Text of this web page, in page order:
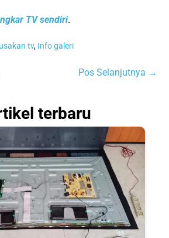
TV sendiri.
tv, Info galeri
Pos Selanjutnya →
terbaru